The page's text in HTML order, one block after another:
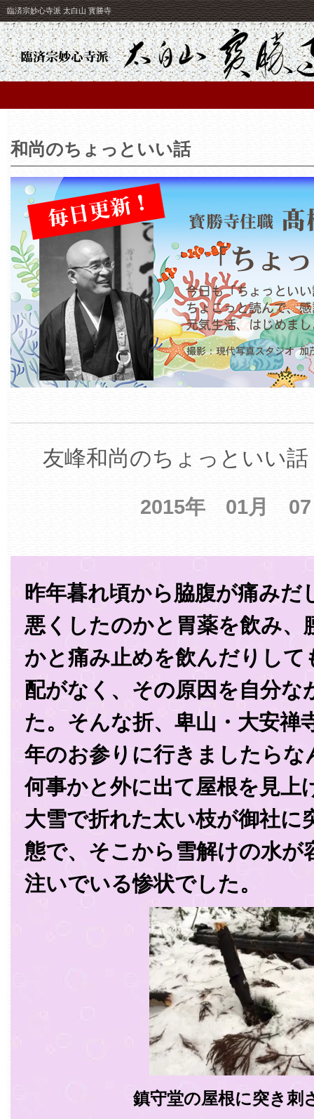
臨済宗妙心寺派 太白山 寳勝寺
和尚のちょっといい話
友峰和尚のちょっといい
2015年 01月
昨年暮れ頃から脇腹が痛みだ
悪くしたのかと胃薬を飲み、
かと痛み止めを飲んだりして
配がなく、その原因を自分な
た。そんな折、卑山・大安禅
年のお参りに行きましたらな
何事かと外に出て屋根を見上
大雪で折れた太い枝が御社に
態で、そこから雪解けの水が
注いでいる惨状でした。
鎮守堂の屋根に突き刺